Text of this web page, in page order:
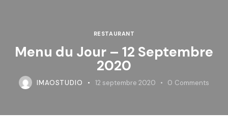
RESTAURANT
Menu du Jour – 12 Septembre
2020
IMAOSTUDIO 12 septembre 2020 0 Comments